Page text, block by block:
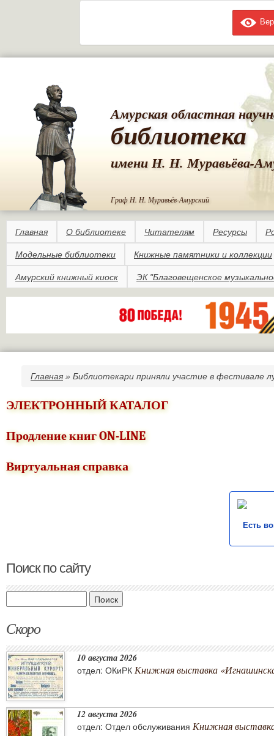
Амурская областная
библиотека
имени Н. Н. Муравьёва-
Граф Н. Н. Муравьёв-Амурский
Главная О библиотеке Читателям Ресурсы
Модельные библиотеки Книжные памятники и коллекции
Амурский книжный киоск ЭК "Благовещенское
Вы здесь
Главная » Библиотекари приняли участие в фестивале
ЭЛЕКТРОННЫЙ КАТАЛОГ
Продление книг ON-LINE
Виртуальная справка
Есть
Поиск по сайту
Скоро
10 августа 2026
отдел: ОКиРК Книжная выставка
12 августа 2026
отдел: Отдел обслуживания Книжная